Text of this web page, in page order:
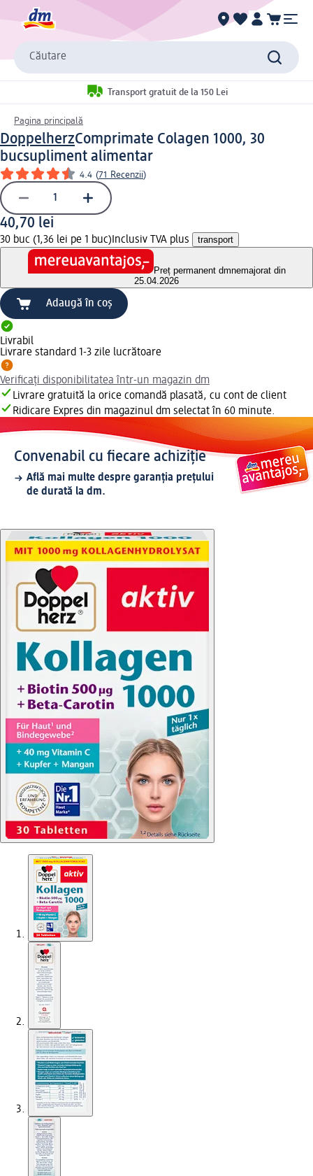
Căutare
Transport gratuit de la 150 Lei
Pagina principală
DoppelherzComprimate Colagen 1000, 30
bucsupliment alimentar
4.4 (71 Recenzii)
40,70 lei
30 buc (1,36 lei pe 1 buc) Inclusiv TVA plus transport
Preț permanent dmnemajorat din
25.04.2026
Adaugă în coș
Livrabil
Livrare standard 1-3 zile lucrătoare
Verificați disponibilitatea într-un magazin dm
Livrare gratuită la orice comandă plasată, cu cont de client
Ridicare Expres din magazinul dm selectat în 60 minute.
Convenabil cu fiecare achiziție
Află mai multe despre garanția prețului
de durată la dm.